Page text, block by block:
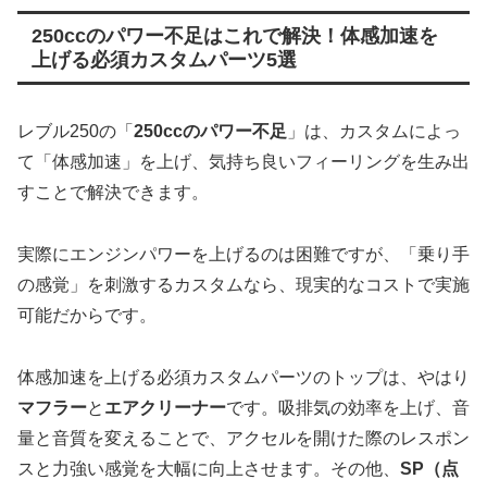
250ccのパワー不足はこれで解決！体感加速を
上げる必須カスタムパーツ5選
レブル250の「 250ccのパワー不足 」は、カスタムによっ
て「体感加速」を上げ、気持ち良いフィーリングを生み出
すことで解決できます。
実際にエンジンパワーを上げるのは困難ですが、「乗り手
の感覚」を刺激するカスタムなら、現実的なコストで実施
可能だからです。
体感加速を上げる必須カスタムパーツのトップは、やはり
マフラーと エアクリーナーです。吸排気の効率を上げ、音
量と音質を変えることで、アクセルを開けた際のレスポン
スと力強い感覚を大幅に向上させます。その他、 SP（点